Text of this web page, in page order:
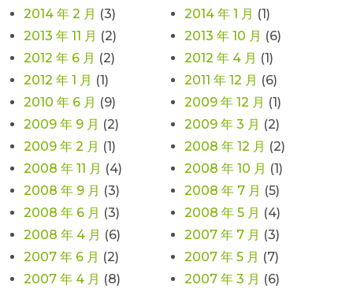
2014 年 2 月 (3) 2014 年 1 月 (1)
2013 年 11 月 (2) 2013 年 10 月 (6)
2012 年 6 月 (2) 2012 年 4 月 (1)
2012 年 1 月 (1) 2011 年 12 月 (6)
2010 年 6 月 (9) 2009 年 12 月 (1)
2009 年 9 月 (2) 2009 年 3 月 (2)
2009 年 2 月 (1) 2008 年 12 月 (2)
2008 年 11 月 (4) 2008 年 10 月 (1)
2008 年 9 月 (3) 2008 年 7 月 (5)
2008 年 6 月 (3) 2008 年 5 月 (4)
2008 年 4 月 (6) 2007 年 7 月 (3)
2007 年 6 月 (2) 2007 年 5 月 (7)
2007 年 4 月 (8) 2007 年 3 月 (6)